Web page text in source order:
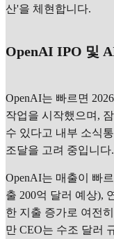
산'을 체현합니다.
OpenAI IPO 및
OpenAI는 빠르면
작업을 시작했으며,
수 있다고 내부 소식
조달을 고려 중입니다.
OpenAI는 매출이 빠
출 200억 달러 예상),
한 지출 증가로 여전
만 CEO는 수조 달러